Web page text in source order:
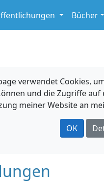
Bücher
verwendet Cookies,
und die Zugriffe
meiner Website an
OK